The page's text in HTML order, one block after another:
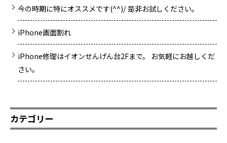
今の時期に特にオススメです(^^)/ 是非お試しください。
iPhone画面割れ
iPhone修理はイオンせんげん台2Fまで。 お気軽にお越しくだ
さい。
カテゴリー